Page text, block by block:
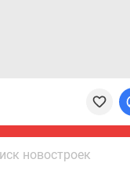
новостроек